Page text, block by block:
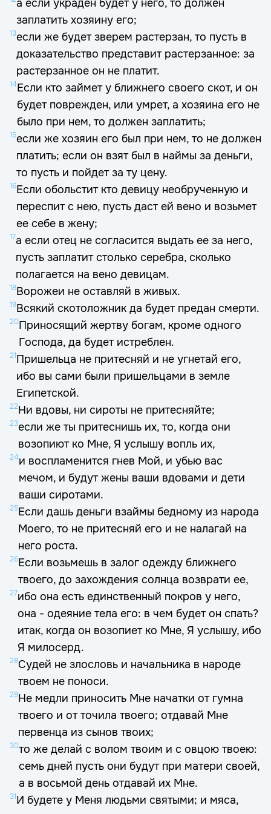
а если украден будет у него, то должен
заплатить хозяину его;
13если же будет зверем растерзан, то пусть в
доказательство представит растерзанное: за
растерзанное он не платит.
14Если кто займет у ближнего своего скот, и он
будет поврежден, или умрет, а хозяина его не
было при нем, то должен заплатить;
15если же хозяин его был при нем, то не должен
платить; если он взят был в наймы за деньги,
то пусть и пойдет за ту цену.
16Если обольстит кто девицу необрученную и
переспит с нею, пусть даст ей вено и возьмет
ее себе в жену;
17а если отец не согласится выдать ее за него,
пусть заплатит столько серебра, сколько
полагается на вено девицам.
18Ворожеи не оставляй в живых.
19Всякий скотоложник да будет предан смерти.
20Приносящий жертву богам, кроме одного
Господа, да будет истреблен.
21Пришельца не притесняй и не угнетай его,
ибо вы сами были пришельцами в земле
Египетской.
22Ни вдовы, ни сироты не притесняйте;
23если же ты притеснишь их, то, когда они
возопиют ко Мне, Я услышу вопль их,
24и воспламенится гнев Мой, и убью вас
мечом, и будут жены ваши вдовами и дети
ваши сиротами.
25Если дашь деньги взаймы бедному из народа
Моего, то не притесняй его и не налагай на
него роста.
26Если возьмешь в залог одежду ближнего
твоего, до захождения солнца возврати ее,
27ибо она есть единственный покров у него,
она - одеяние тела его: в чем будет он спать?
итак, когда он возопиет ко Мне, Я услышу, ибо
Я милосерд.
28Судей не злословь и начальника в народе
твоем не поноси.
29Не медли приносить Мне начатки от гумна
твоего и от точила твоего; отдавай Мне
первенца из сынов твоих;
30то же делай с волом твоим и с овцою твоею:
семь дней пусть они будут при матери своей,
а в восьмой день отдавай их Мне.
31И будете у Меня людьми святыми; и мяса,